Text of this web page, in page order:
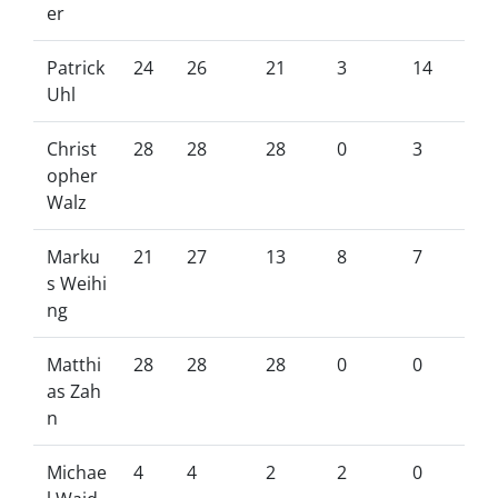
er
Patrick
Uhl
24 26 21 3 14
Christ
opher
Walz
28 28 28 0 3
Marku
s Weihi
ng
21 27 13 8 7
Matthi
as Zah
n
28 28 28 0 0
Michae
4 4 2 2 0